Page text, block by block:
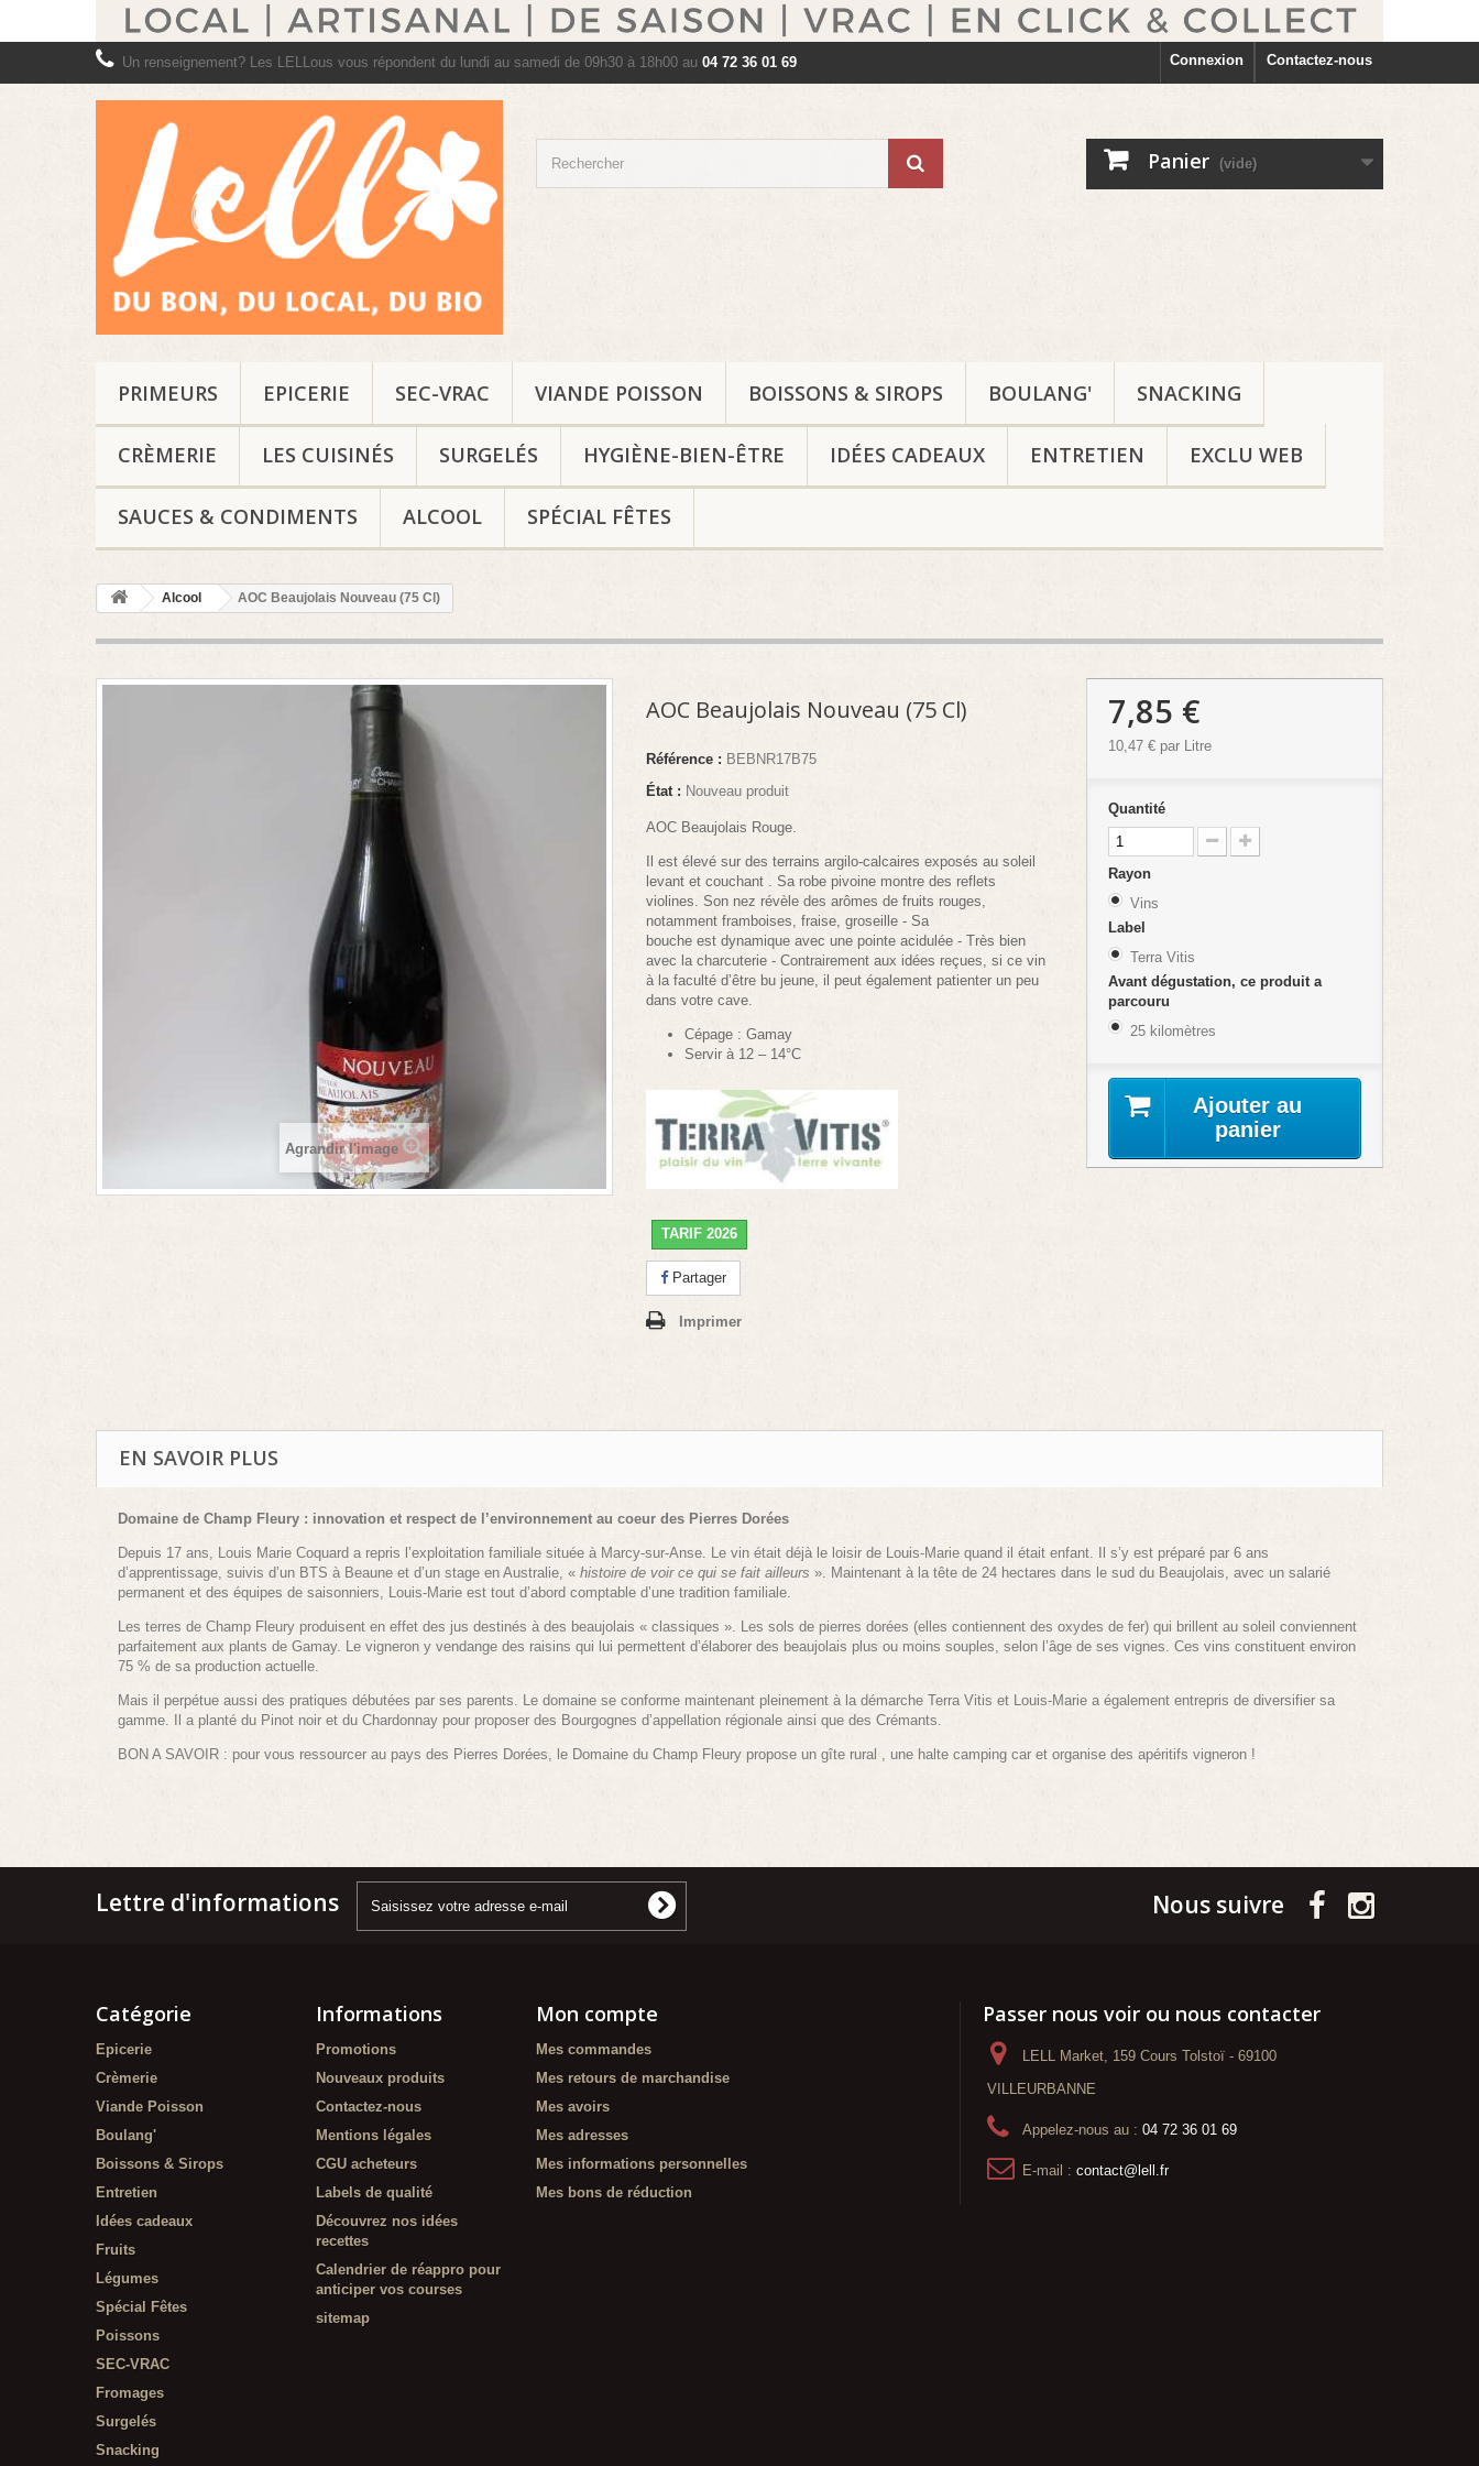
Contactez-nous
Un renseignement? Les LELLous vous répondent du lundi au samedi de 09h30 à 18h00 au 04 72 36 01 69 Connexion
Panier (vide)
PRIMEURS EPICERIE SEC-VRAC VIANDE POISSON BOISSONS & SIROPS BOULANG' SNACKING
CRÈMERIE LES CUISINÉS SURGELÉS HYGIÈNE-BIEN-ÊTRE IDÉES CADEAUX ENTRETIEN EXCLU WEB
SAUCES & CONDIMENTS ALCOOL SPÉCIAL FÊTES
Alcool AOC Beaujolais Nouveau (75 Cl)
Agrandir l'image
AOC Beaujolais Nouveau (75 Cl)
Référence : BEBNR17B75
État : Nouveau produit
AOC Beaujolais Rouge.
Il est élevé sur des terrains argilo-calcaires exposés au soleil
levant et couchant . Sa robe pivoine montre des reflets
violines. Son nez révèle des arômes de fruits rouges,
notamment framboises, fraise, groseille - Sa
bouche est dynamique avec une pointe acidulée - Très bien
avec la charcuterie - Contrairement aux idées reçues, si ce vin
à la faculté d’être bu jeune, il peut également patienter un peu
dans votre cave.
Cépage : Gamay
Servir à 12 – 14°C
TARIF 2026
Partager
Imprimer
7,85 €
10,47 €par Litre
Quantité
Rayon
Vins
Label
Terra Vitis
Avant dégustation, ce produit a
parcouru
25 kilomètres
Ajouter au
panier
EN SAVOIR PLUS
Domaine de Champ Fleury : innovation et respect de l’environnement au coeur des Pierres Dorées
Depuis 17 ans, Louis Marie Coquard a repris l’exploitation familiale située à Marcy-sur-Anse. Le vin était déjà le loisir de Louis-Marie quand il était enfant. Il s’y est préparé par 6 ans
d’apprentissage, suivis d’un BTS à Beaune et d’un stage en Australie, « histoire de voir ce qui se fait ailleurs ». Maintenant à la tête de 24 hectares dans le sud du Beaujolais, avec un salarié
permanent et des équipes de saisonniers, Louis-Marie est tout d’abord comptable d’une tradition familiale.
Les terres de Champ Fleury produisent en effet des jus destinés à des beaujolais « classiques ». Les sols de pierres dorées (elles contiennent des oxydes de fer) qui brillent au soleil conviennent
parfaitement aux plants de Gamay. Le vigneron y vendange des raisins qui lui permettent d’élaborer des beaujolais plus ou moins souples, selon l’âge de ses vignes. Ces vins constituent environ
75 % de sa production actuelle.
Mais il perpétue aussi des pratiques débutées par ses parents. Le domaine se conforme maintenant pleinement à la démarche Terra Vitis et Louis-Marie a également entrepris de diversifier sa
gamme. Il a planté du Pinot noir et du Chardonnay pour proposer des Bourgognes d’appellation régionale ainsi que des Crémants.
BON A SAVOIR : pour vous ressourcer au pays des Pierres Dorées, le Domaine du Champ Fleury propose un gîte rural , une halte camping car et organise des apéritifs vigneron !
Lettre d'informations Nous suivre
Catégorie
Epicerie
Crèmerie
Viande Poisson
Boulang'
Boissons & Sirops
Entretien
Idées cadeaux
Fruits
Légumes
Spécial Fêtes
Poissons
SEC-VRAC
Fromages
Surgelés
Snacking
Informations
Promotions
Nouveaux produits
Contactez-nous
Mentions légales
CGU acheteurs
Labels de qualité
Découvrez nos idées
recettes
Calendrier de réappro pour
anticiper vos courses
sitemap
Mon compte
Mes commandes
Mes retours de marchandise
Mes avoirs
Mes adresses
Mes informations personnelles
Mes bons de réduction
Passer nous voir ou nous contacter
LELL Market, 159 Cours Tolstoï - 69100
VILLEURBANNE
Appelez-nous au : 04 72 36 01 69
E-mail : contact@lell.fr